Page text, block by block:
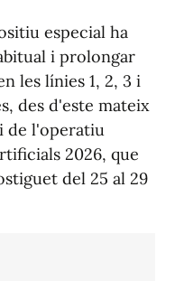
especial ha
i prolongar
les línies 1, 2, 3 i
des d'este mateix
de l'operatiu
2026, que
del 25 al 29